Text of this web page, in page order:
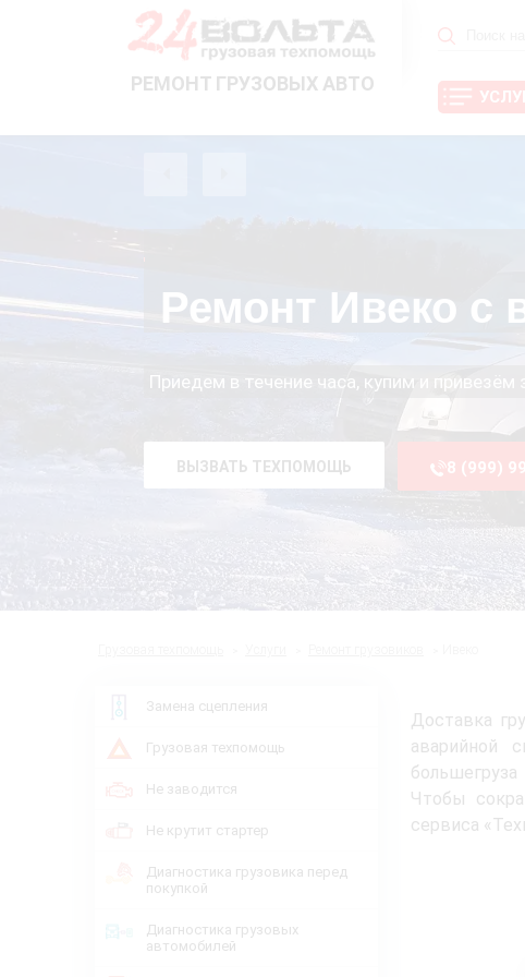
РЕМОНТ ГРУЗОВЫХ АВТО
Ремонт Ивеко с
Приедем в течение часа, купим и
ВЫЗВАТЬ ТЕХПОМОЩЬ 8 (999)
Замена сцепления
Грузовая техпомощь
Не заводится
Не крутит стартер
Диагностика грузовика перед
покупкой
Диагностика грузовых
автомобилей
Доставка
аварийной
Чтобы
сервиса